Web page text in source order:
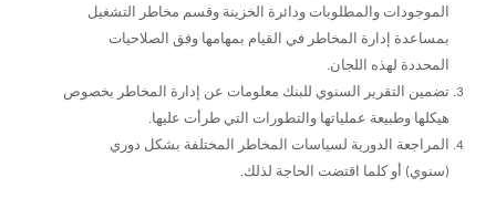
الموجودات والمطلوبات ودائرة الخزينة وقسم مخاطر التشغيل
بمساعدة إدارة المخاطر في القيام بمهامها وفق الصلاحيات
المحددة لهذه اللجان.
تضمين التقرير السنوي للبنك معلومات عن إدارة المخاطر بخصوص
هيكلها وطبيعة عملياتها والتطورات التي طرأت عليها.
المراجعة الدورية لسياسات المخاطر المختلفة بشكل دوري
(سنوي) أو كلما اقتضت الحاجة لذلك.